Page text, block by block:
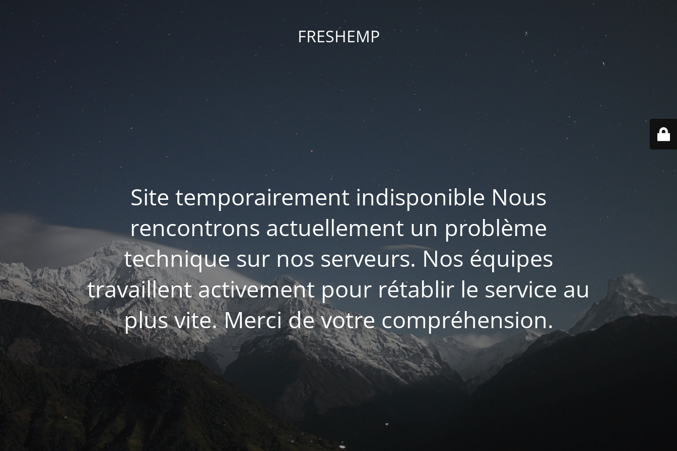
FRESHEMP
Site temporairement indisponible Nous
rencontrons actuellement un problème
technique sur nos serveurs. Nos équipes
travaillent activement pour rétablir le service au
plus vite. Merci de votre compréhension.